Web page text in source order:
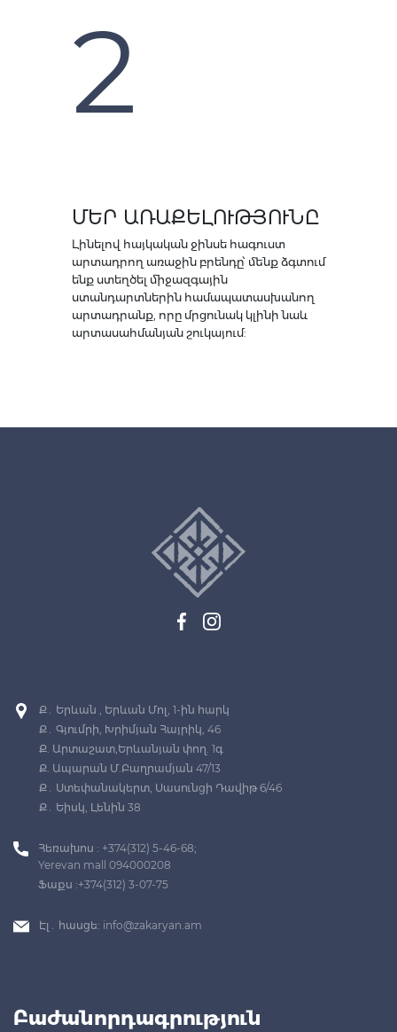
2
ՄԵՐ ԱՌԱՔԵԼՈՒԹՅՈՒՆԸ
Լինելով հայկական ջինսե հագուստ
արտադրող առաջին բրենդը՝ մենք ձգտում
ենք ստեղծել միջազգային
ստանդարտներին համապատասխանող
արտադրանք, որը մրցունակ կլինի նաև
արտասահմանյան շուկայում:
Ք․ Երևան , Երևան Մոլ, 1-ին հարկ
Ք․ Գյումրի, Խրիմյան Հայրիկ, 46
Ք. Արտաշատ,Երևանյան փող. 1գ
Ք. Ապարան Մ.Բաղրամյան 47/13
Ք․ Ստեփանակերտ, Սասունցի Դավիթ 6/46
Ք․ Եիսկ, Լենին 38
Հեռախոս : +374(312) 5-46-68;
Yerevan mall 094000208
Ֆաքս :+374(312) 3-07-75
Էլ․ հասցե: info@zakaryan.am
Բաժանորդագրություն